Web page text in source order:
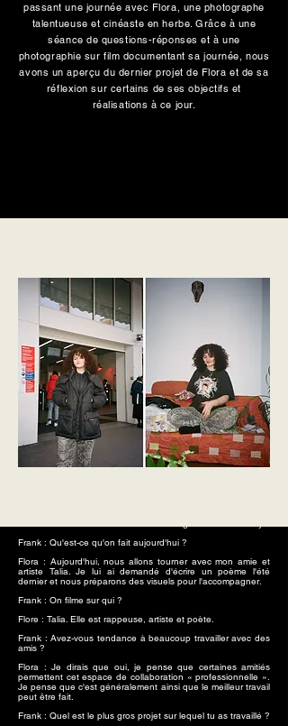
Frank : Qu'est-ce qu'on fait aujourd'hui ?
Flora : Aujourd'hui, nous allons tourner avec mon amie et
artiste Talia. Je lui ai demandé d'écrire un poème l'été
dernier et nous préparons des visuels pour l'accompagner.
Frank : On filme sur qui ?
Flore : Talia. Elle est rappeuse, artiste et poète.
Frank : Avez-vous tendance à beaucoup travailler avec des
amis ?
Flora : Je dirais que oui, je pense que certaines amitiés
permettent cet espace de collaboration « professionnelle ».
Je pense que c'est généralement ainsi que le meilleur travail
peut être fait.
Frank : Quel est le plus gros projet sur lequel tu as travaillé ?
passant une journée avec Flora, une photographe
talentueuse et cinéaste en herbe. Grâce à une
séance de questions-réponses et à une
photographie sur film documentant sa journée, nous
avons un aperçu du dernier projet de Flora et de sa
réflexion sur certains de ses objectifs et
réalisations à ce jour.